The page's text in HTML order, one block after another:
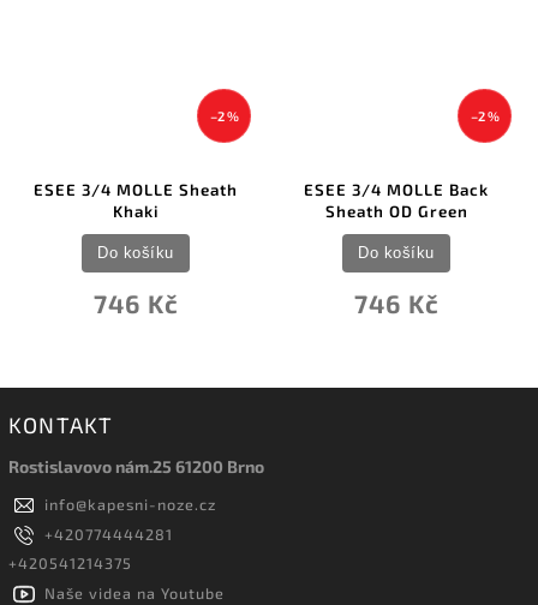
Sheath
ESEE 3/4 MOLLE Back
Sheath OD Green
ESEE Model 3
KONTAKT
Rostislavovo nám.25 61200 Brno
info@kapesni-noze.cz
+420774444281
+420541214375
Naše videa na Youtube